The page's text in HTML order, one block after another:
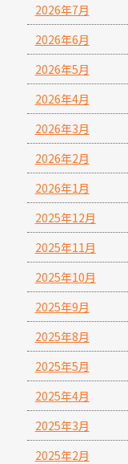
2026年7月
2026年6月
2026年5月
2026年4月
2026年3月
2026年2月
2026年1月
2025年12月
2025年11月
2025年10月
2025年9月
2025年8月
2025年5月
2025年4月
2025年3月
2025年2月